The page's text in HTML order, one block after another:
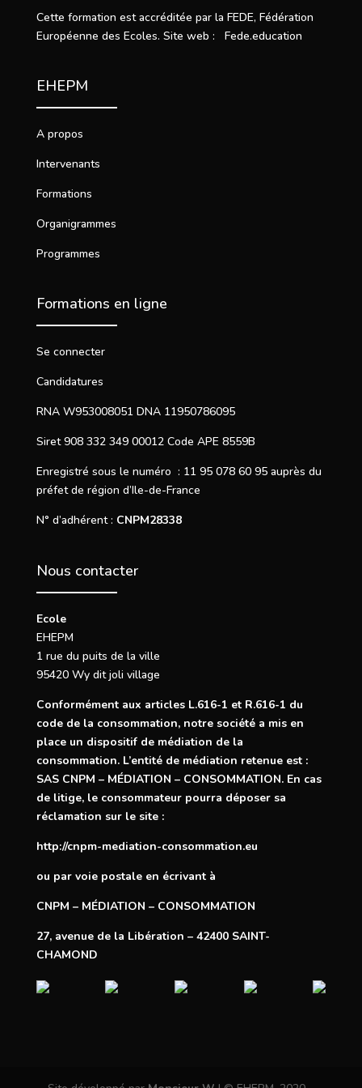
Cette formation est accréditée par la FEDE, Fédération
Européenne des Ecoles. Site web : Fede.education
EHEPM
A propos
Intervenants
Formations
Organigrammes
Programmes
Formations en ligne
Se connecter
Candidatures
RNA W953008051 DNA 11950786095
Siret 908 332 349 00012 Code APE 8559B
Enregistré sous le numéro : 11 95 078 60 95 auprès du
préfet de région d’Ile-de-France
N° d’adhérent : CNPM28338
Nous contacter
Ecole
EHEPM
1 rue du puits de la ville
95420 Wy dit joli village
Conformément aux articles L.616-1 et R.616-1 du
code de la consommation, notre société a mis en
place un dispositif de médiation de la
consommation. L’entité de médiation retenue est :
SAS CNPM – MÉDIATION – CONSOMMATION. En cas
de litige, le consommateur pourra déposer sa
réclamation sur le site :
http://cnpm-mediation-consommation.eu
ou par voie postale en écrivant à
CNPM – MÉDIATION – CONSOMMATION
27, avenue de la Libération – 42400 SAINT-
CHAMOND